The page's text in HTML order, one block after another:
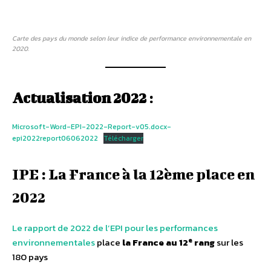
Carte des pays du monde selon leur indice de performance environnementale en
2020.
Actualisation 2022 :
Microsoft-Word-EPI-2022-Report-v05.docx-
epi2022report06062022
Télécharger
IPE : La France à la 12ème place en
2022
Le rapport de 2022 de l’EPI pour les performances
environnementalesplace la France au 12e rangsur les
180 pays